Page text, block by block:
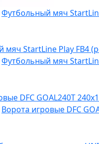
Футбольный мяч
Футбольный мяч
Ворота игровые DFC